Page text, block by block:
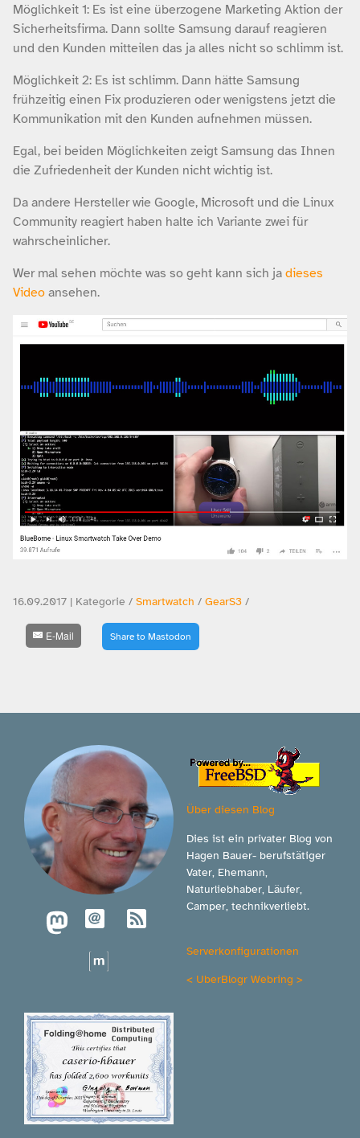
Möglichkeit 1: Es ist eine überzogene Marketing Aktion der
Sicherheitsfirma. Dann sollte Samsung darauf reagieren
und den Kunden mitteilen das ja alles nicht so schlimm ist.
Möglichkeit 2: Es ist schlimm. Dann hätte Samsung
frühzeitig einen Fix produzieren oder wenigstens jetzt die
Kommunikation mit den Kunden aufnehmen müssen.
Egal, bei beiden Möglichkeiten zeigt Samsung das Ihnen
die Zufriedenheit der Kunden nicht wichtig ist.
Da andere Hersteller wie Google, Microsoft und die Linux
Community reagiert haben halte ich Variante zwei für
wahrscheinlicher.
Wer mal sehen möchte was so geht kann sich ja dieses
Video ansehen.
16.09.2017 | Kategorie / Smartwatch / GearS3 /
E-Mail Share to Mastodon
Über diesen Blog
Dies ist ein privater Blog von
Hagen Bauer- berufstätiger
Vater, Ehemann,
Naturliebhaber, Läufer,
Camper, technikverliebt.
Serverkonfigurationen
< UberBlogr Webring >